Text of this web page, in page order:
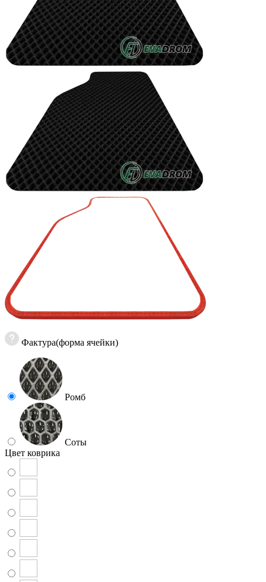
Фактура(форма ячейки)
Ромб
Соты
Цвет коврика